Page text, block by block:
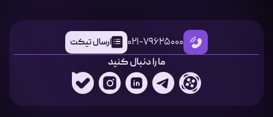
021-79625000 ارسال تیکت
ما را دنبال کنید